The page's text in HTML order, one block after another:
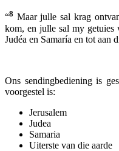
“8 Maar julle sal krag
kom, en julle sal my getuies
Judéa en Samaría en tot aan
Ons sendingbediening is
voorgestel is:
Jerusalem
Judea
Samaria
Uiterste van die aarde